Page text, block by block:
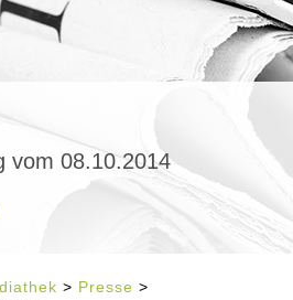
vom 08.10.2014
> Presse >